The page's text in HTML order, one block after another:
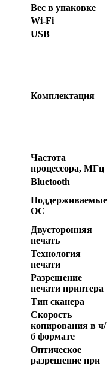
Вес в упаковке
Wi-Fi
USB
Комплектация
Частота
процессора, МГц
Bluetooth
Поддерживаемые
ОС
Двусторонняя
печать
Технология
печати
Разрешение
печати принтера
Тип сканера
Скорость
копирования в ч/
б формате
Оптическое
разрешение при